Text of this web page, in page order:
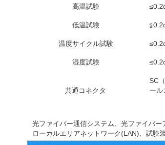
高温試験
低温試験
温度サイクル試験
湿度試験
共通コネクタ
SC
ール
光ファイバー通信システム、光ファイバー
ローカルエリアネットワーク(LAN)、試験